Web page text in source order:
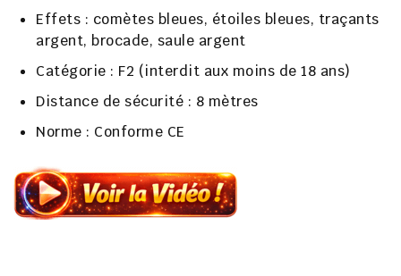
Effets : comètes bleues, étoiles bleues, traçants
argent, brocade, saule argent
Catégorie : F2 (interdit aux moins de 18 ans)
Distance de sécurité : 8 mètres
Norme : Conforme CE